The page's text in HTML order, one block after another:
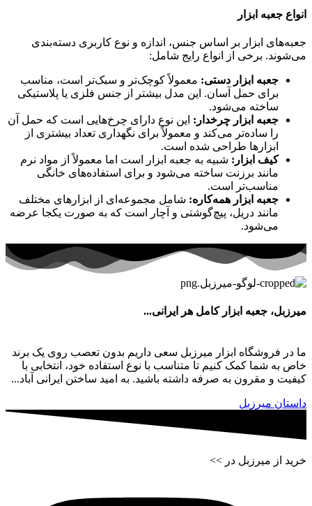
انواع جعبه ابزار
جعبه‌های ابزار بر اساس جنس، اندازه و نوع کاربری دسته‌بندی
می‌شوند. برخی از انواع رایج شامل:
جعبه ابزار دستی: معمولاً کوچک‌تر و سبک‌تر است، مناسب
برای حمل آسان. این مدل بیشتر از جنس فلزی یا پلاستیکی
ساخته می‌شود.
جعبه ابزار چرخدار: این نوع دارای چرخ‌هایی است که حمل آن
را ساده‌تر می‌کند و معمولاً برای نگهداری تعداد بیشتری از
ابزارها طراحی شده است.
کیف ابزار: شبیه به جعبه ابزار است اما معمولاً از مواد نرم
مانند برزنت ساخته می‌شود و برای استفاده‌های خانگی
مناسب‌تر است.
جعبه ابزار همه‌کاره: شامل مجموعه‌ای از ابزارهای مختلف
مانند دریل، پیچ‌گوشتی و آچار است که به صورت یکجا عرضه
می‌شود.
میرزبل، جعبه ابزار کامل هر ایرانی...
ما در فروشگاه ابزار میرزبل سعی داریم بدون تعصب روی یک برند
خاص به شما کمک کنیم تا متناسب با نوع استفاده خود، انتخابی با
کیفیت و مقرون به صرفه داشته باشید. به امید ساختن ایرانی آباد...
داستان میرزبل
خرید از میرزبل در >>